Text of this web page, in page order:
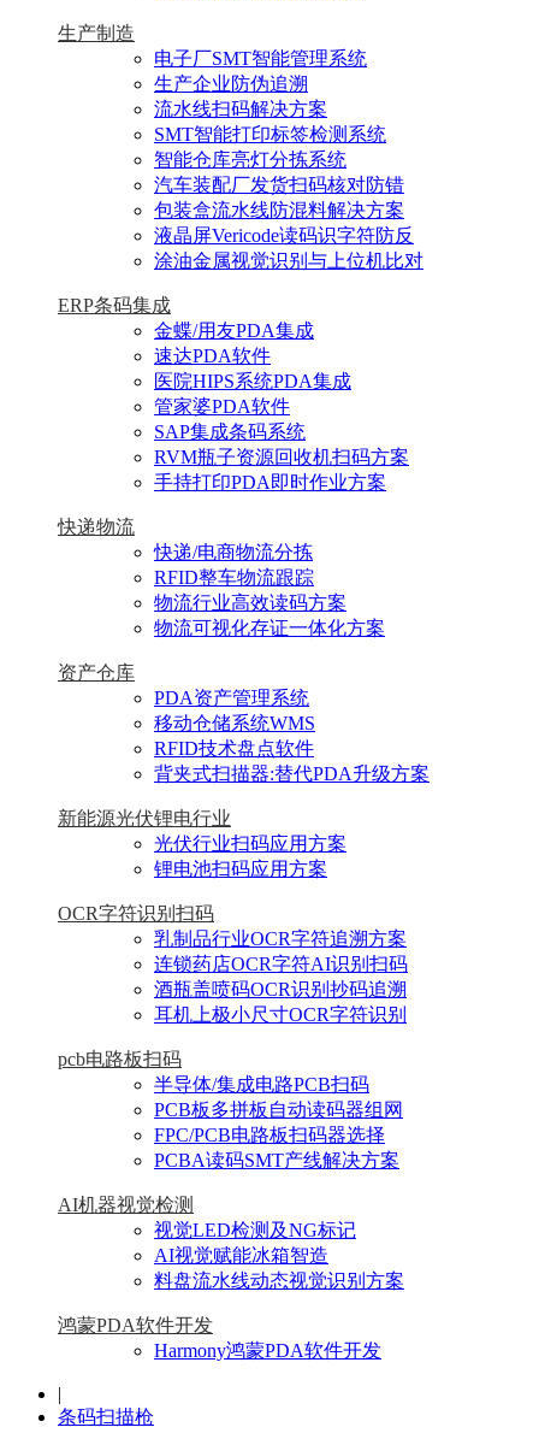
生产制造
电子厂SMT智能管理系统
生产企业防伪追溯
流水线扫码解决方案
SMT智能打印标签检测系统
智能仓库亮灯分拣系统
汽车装配厂发货扫码核对防错
包装盒流水线防混料解决方案
液晶屏Vericode读码识字符防反
涂油金属视觉识别与上位机比对
ERP条码集成
金蝶/用友PDA集成
速达PDA软件
医院HIPS系统PDA集成
管家婆PDA软件
SAP集成条码系统
RVM瓶子资源回收机扫码方案
手持打印PDA即时作业方案
快递物流
快递/电商物流分拣
RFID整车物流跟踪
物流行业高效读码方案
物流可视化存证一体化方案
资产仓库
PDA资产管理系统
移动仓储系统WMS
RFID技术盘点软件
背夹式扫描器:替代PDA升级方案
新能源光伏锂电行业
光伏行业扫码应用方案
锂电池扫码应用方案
OCR字符识别扫码
乳制品行业OCR字符追溯方案
连锁药店OCR字符AI识别扫码
酒瓶盖喷码OCR识别抄码追溯
耳机上极小尺寸OCR字符识别
pcb电路板扫码
半导体/集成电路PCB扫码
PCB板多拼板自动读码器组网
FPC/PCB电路板扫码器选择
PCBA读码SMT产线解决方案
AI机器视觉检测
视觉LED检测及NG标记
AI视觉赋能冰箱智造
料盘流水线动态视觉识别方案
鸿蒙PDA软件开发
Harmony鸿蒙PDA软件开发
|
条码扫描枪